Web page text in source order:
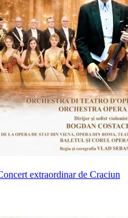
extraordinar de Craciun